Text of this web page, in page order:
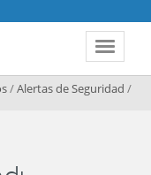
Toggle
/Alertas de Seguridad /